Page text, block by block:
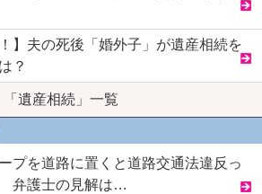
】夫の死後「婚外子」が遺産相続を
？
「遺産相続」一覧
プを道路に置くと道路交通法違反っ
弁護士の見解は…